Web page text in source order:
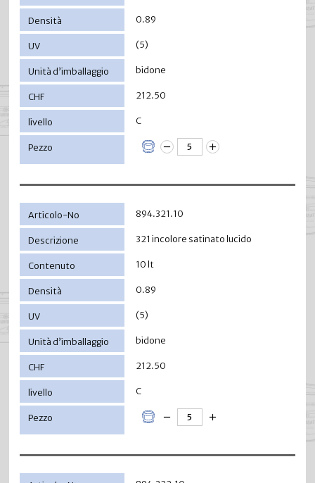
0.89
(5)
bidone
212.50
C
894.321.10
321 incolore satinato lucido
10 lt
0.89
(5)
bidone
212.50
C